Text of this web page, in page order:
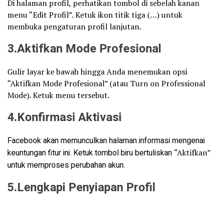
Di halaman profil, perhatikan tombol di sebelah kanan
menu “Edit Profil”. Ketuk ikon titik tiga (…) untuk
membuka pengaturan profil lanjutan.
3.Aktifkan Mode Profesional
Gulir layar ke bawah hingga Anda menemukan opsi
“Aktifkan Mode Profesional” (atau Turn on Professional
Mode). Ketuk menu tersebut.
4.Konfirmasi Aktivasi
Facebook akan memunculkan halaman informasi mengenai
keuntungan fitur ini. Ketuk tombol biru bertuliskan “Aktifkan”
untuk memproses perubahan akun.
5.Lengkapi Penyiapan Profil